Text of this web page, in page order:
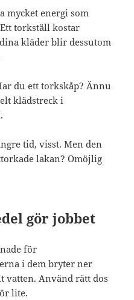
mycket energi som
torkställ kostar
kläder blir dessutom
du ett torkskåp? Ännu
klädstreck i
tid, visst. Men den
lakan? Omöjlig
gör jobbet
för
i dem bryter ner
Använd rätt dos
lite.